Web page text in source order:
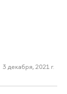
3 декабря, 2021 г.